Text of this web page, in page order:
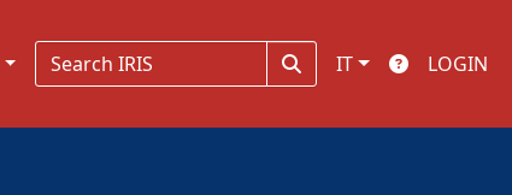
IT LOGIN